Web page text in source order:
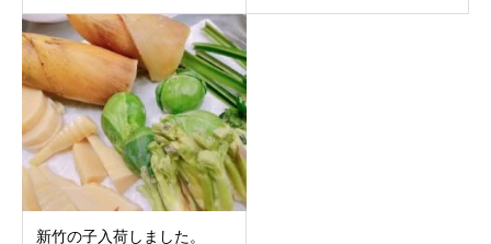
新竹の子入荷しました。